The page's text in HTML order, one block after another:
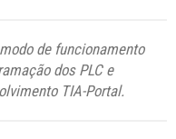
de funcionamento
dos PLC e
TIA-Portal.